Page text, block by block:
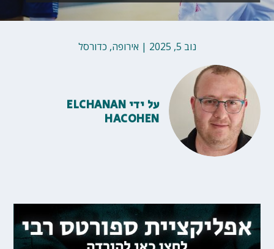
נוב 5, 2025 | אירופה, כדורסל
על ידי ELCHANAN
HACOHEN